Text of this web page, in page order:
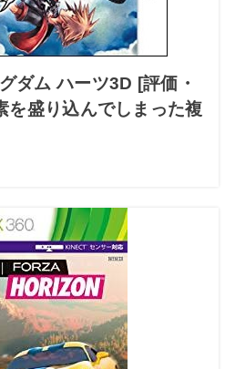
ダム ハーツ3D [評価・
を盛り込んでしまった複